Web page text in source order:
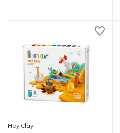
Hey Clay